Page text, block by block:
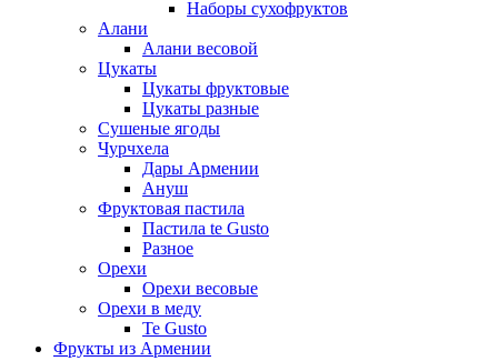
Наборы сухофруктов
Алани
Алани весовой
Цукаты
Цукаты фруктовые
Цукаты разные
Сушеные ягоды
Чурчхела
Дары Армении
Ануш
Фруктовая пастила
Пастила te Gusto
Разное
Орехи
Орехи весовые
Орехи в меду
Te Gusto
Фрукты из Армении